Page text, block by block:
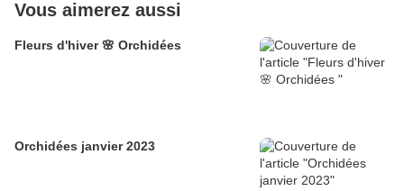
Vous aimerez aussi
Fleurs d'hiver 🌸 Orchidées
Orchidées janvier 2023